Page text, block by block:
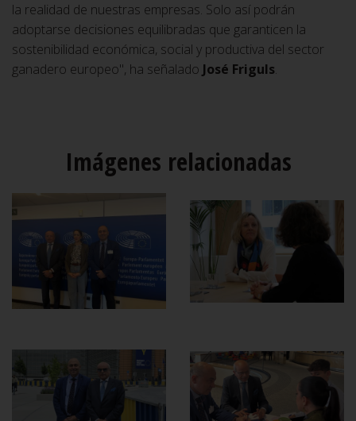
la realidad de nuestras empresas. Solo así podrán
adoptarse decisiones equilibradas que garanticen la
sostenibilidad económica, social y productiva del sector
ganadero europeo", ha señalado José Friguls.
Imágenes relacionadas